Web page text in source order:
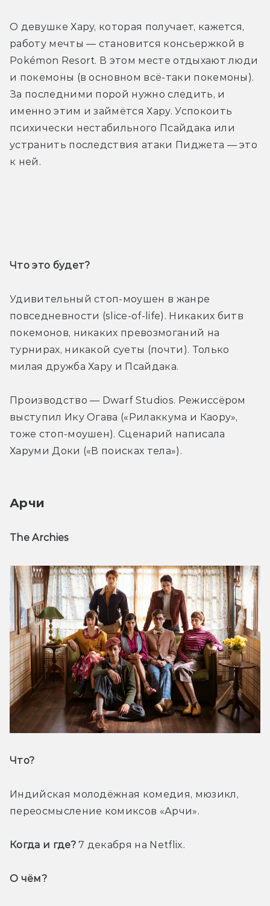
О девушке Хару, которая получает, кажется,
работу мечты — становится консьержкой в
Pokémon Resort. В этом месте отдыхают люди
и покемоны (в основном всё-таки покемоны).
За последними порой нужно следить, и
именно этим и займётся Хару. Успокоить
психически нестабильного Псайдака или
устранить последствия атаки Пиджета — это
к ней.
Что это будет?
Удивительный стоп-моушен в жанре
повседневности (slice-of-life). Никаких битв
покемонов, никаких превозмоганий на
турнирах, никакой суеты (почти). Только
милая дружба Хару и Псайдака.
Производство — Dwarf Studios. Режиссёром
выступил Ику Огава («Рилаккума и Каору»,
тоже стоп-моушен). Сценарий написала
Харуми Доки («В поисках тела»).
Арчи
The Archies
Что?
Индийская молодёжная комедия, мюзикл,
переосмысление комиксов «Арчи».
Когда и где? 7 декабря на Netflix.
О чём?